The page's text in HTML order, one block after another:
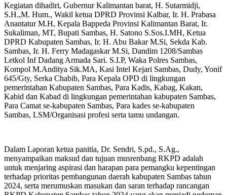
Kegiatan dihadiri, Gubernur Kalimantan barat, H. Sutarmidji,
S.H.,M. Hum., Wakil ketua DPRD Provinsi Kalbar, Ir. H. Prabasa
Anantatur M.H, Kepala Bappeda Provinsi Kalimantan Barat, Ir.
Sukaliman, MT, Bupati Sambas, H. Satono S.Sos.I.MH, Ketua
DPRD Kabupaten Sambas, Ir. H. Abu Bakar M.Si, Sekda Kab.
Sambas, Ir. H. Ferry Madagaskar M.Si, Dandim 1208/Sambas
Letkol Inf Dadang Armada Sari. S.I.P, Waka Polres Sambas,
Kompol M.Anditya Sik.MA, Kasi Intel Kejari Sambas, Dudy, Yonif
645/Gty, Serka Chabib, Para Kepala OPD di lingkungan
pemerintahan Kabupaten Sambas, Para Kadis, Kabag, Kakan,
Kabid dan Kabad di lingkungan pemerintahan kabupaten Sambas,
Para Camat se-kabupaten Sambas, Para kades se-kabupaten
Sambas, LSM/Organisasi profesi serta tamu undangan.
Dalam Laporan ketua panitia, Dr. Sendri, S.pd., S.Ag.,
menyampaikan maksud dan tujuan musrenbang RKPD adalah
untuk menjaring aspirasi dan harapan para pemangku kepentingan
terhadap prioritas pembangunan daerah kabupaten Sambas tahun
2024, serta merumuskan masukan dan saran terhadap rancangan